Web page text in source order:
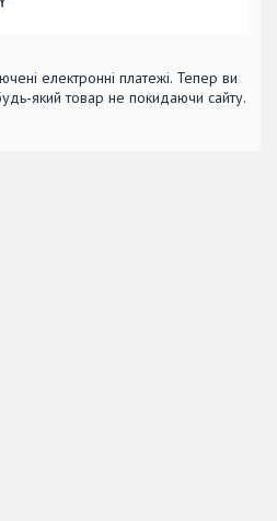
електронні платежі. Тепер ви
який товар не покидаючи сайту.